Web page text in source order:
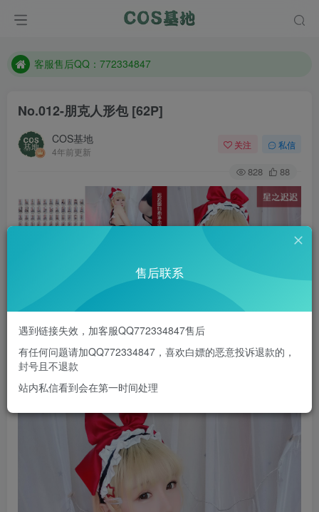
遇到任何问题加客服QQ：772334847
客服售后QQ：772334847
防失联：百度搜索《一七天佳》，实时查看最新站点。
No.012-朋克人形包 [62P]
COS基地
4年前更新
关注 私信
828 88
售后联系
遇到链接失效，加客服QQ772334847售后
有任何问题请加QQ772334847，喜欢白嫖的恶意投诉退款的，
封号且不退款
站内私信看到会在第一时间处理